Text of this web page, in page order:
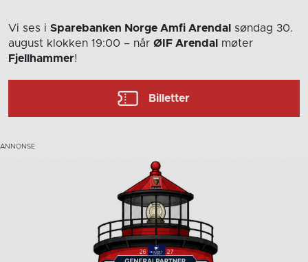
Vi ses i Sparebanken Norge Amfi Arendal
søndag 30.
august klokken 19:00 – når ØIF Arendal
møter
Fjellhammer!
Billetter